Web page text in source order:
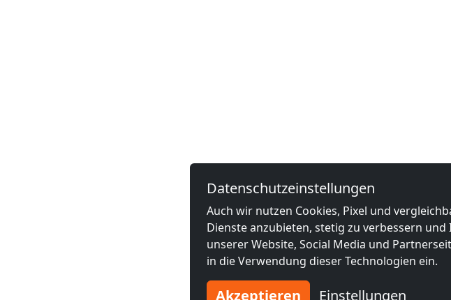
Datenschutzeinstellungen
Auch wir nutzen Cookies, Pixel und
Dienste anzubieten, stetig zu verbessern
unserer Website, Social Media und
in die Verwendung dieser Technologien ein.
Akzeptieren Einstellungen